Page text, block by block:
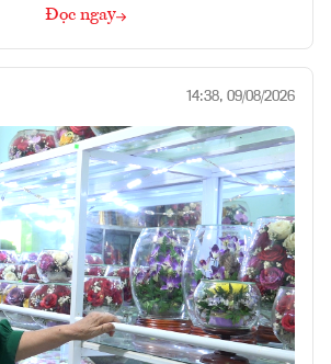
Đọc ngay
14:38, 09/08/2026